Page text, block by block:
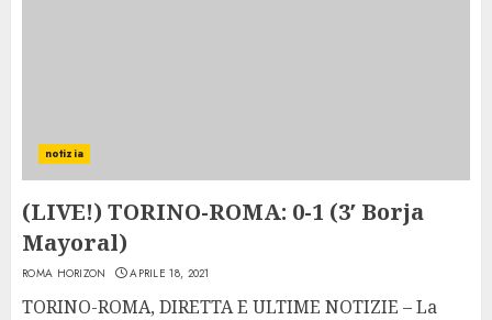
notizia
(LIVE!) TORINO-ROMA: 0-1 (3′ Borja
Mayoral)
ROMA HORIZON APRILE 18, 2021
TORINO-ROMA, DIRETTA E ULTIME NOTIZIE – La